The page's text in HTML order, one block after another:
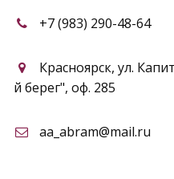
+7 (983) 290-48-64
Красноярск, ул.
й берег", оф. 285
aa_abram@mail.ru